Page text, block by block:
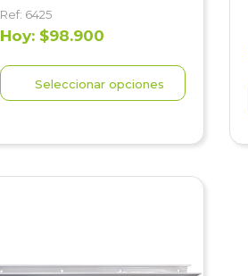
Ref: 6425
Hoy: $98.900
Seleccionar opciones